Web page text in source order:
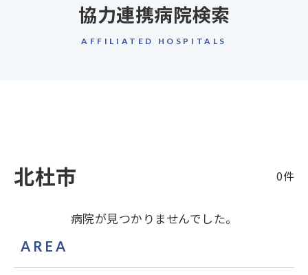
協力連携病院検索
AFFILIATED HOSPITALS
北杜市 0件
病院が見つかりませんでした。
AREA